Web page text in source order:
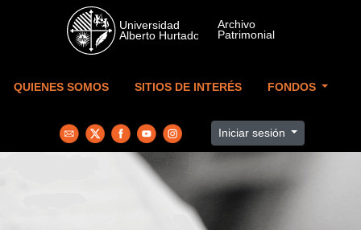
Skip to main content
QUIENES SOMOS SITIOS DE INTERÉS FONDOS
Iniciar sesión